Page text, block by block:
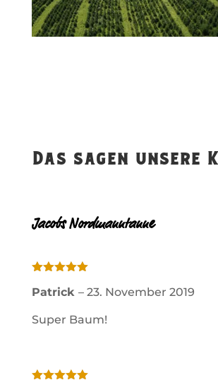
Das sagen unsere
Jacobs Nordmanntanne
mit5von
Patrick – 23. November 2019
Super Baum!